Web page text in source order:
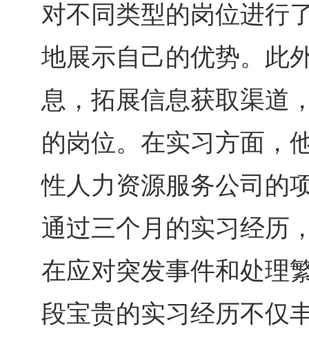
对不同类型的岗位进行
地展示自己的优势。此
息，拓展信息获取渠道
的岗位。在实习方面，
性人力资源服务公司的
通过三个月的实习经历
在应对突发事件和处理
段宝贵的实习经历不仅